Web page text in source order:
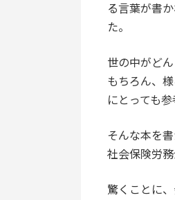
る言葉が書
た。
世の中がど
もちろん、
にとっても
そんな本を
社会保険労
驚くことに